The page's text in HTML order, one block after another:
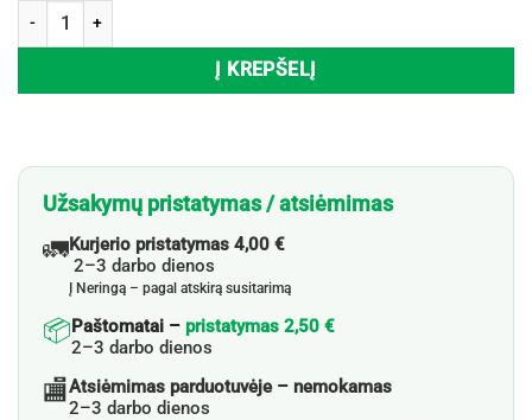
produkto kiekis: Futbolo kamuolys EURO 2024
Į KREPŠELĮ
Užsakymų pristatymas / atsiėmimas
🚛Kurjerio pristatymas 4,00 €
2–3 darbo dienos
Į Neringą – pagal atskirą susitarimą
📦Paštomatai – pristatymas 2,50 €
2–3 darbo dienos
🏬Atsiėmimas parduotuvėje – nemokamas
2–3 darbo dienos